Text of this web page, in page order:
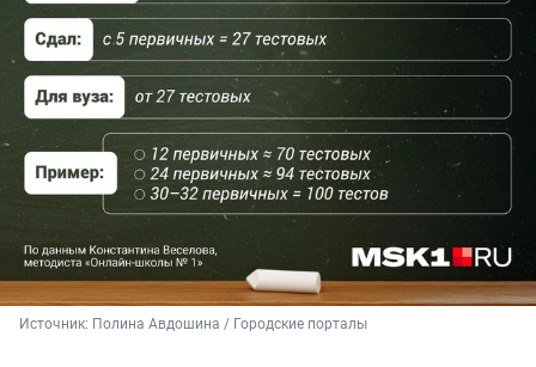
Источник: Полина Авдошина / Городские порталы